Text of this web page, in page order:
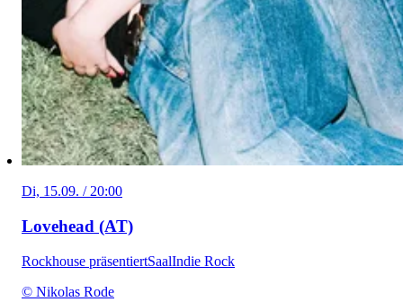
Di, 15.09. / 20:00
Lovehead (AT)
Rockhouse präsentiertSaalIndie Rock
© Nikolas Rode